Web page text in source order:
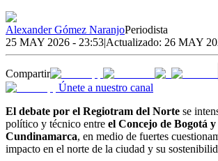
Alexander Gómez NaranjoPeriodista
25 MAY 2026 - 23:53|Actualizado: 26 MAY
Compartir
Únete a nuestro canal
El debate por el Regiotram del Norte se
político y técnico entre el Concejo de Bogotá
Cundinamarca, en medio de fuertes
impacto en el norte de la ciudad y su